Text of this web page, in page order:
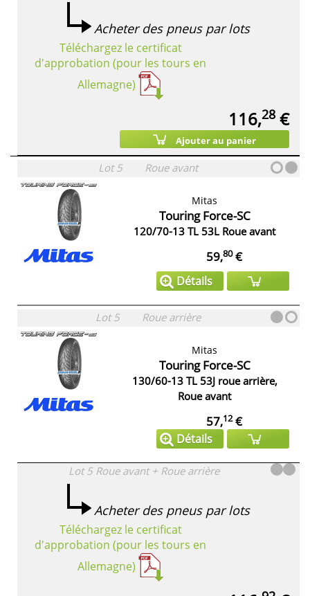
Acheter des pneus par lots
Téléchargez le certificat
d'approbation (pour les tours en
Allemagne)
116,28 €
Ajouter au panier
Lot 5 Roue avant
Mitas
Touring Force-SC
120/70-13 TL 53L Roue avant
59,80€
Détails
Lot 5 Roue arrière
Mitas
Touring Force-SC
130/60-13 TL 53J roue arrière,
Roue avant
57,12€
Détails
Lot 5 Roue avant + Roue arrière
Acheter des pneus par lots
Téléchargez le certificat
d'approbation (pour les tours en
Allemagne)